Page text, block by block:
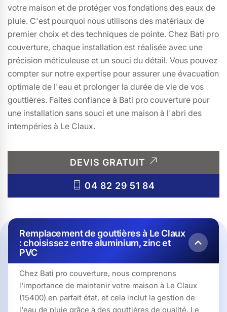
votre maison et de protéger vos fondations des eaux de
pluie. C'est pourquoi nous utilisons des matériaux de
premier choix et des techniques de pointe. Chez Bati pro
couverture, chaque installation est réalisée avec une
précision méticuleuse et un souci du détail. Vous pouvez
compter sur notre expertise pour assurer une évacuation
optimale de l'eau et prolonger la durée de vie de vos
gouttières. Faites confiance à Bati pro couverture pour
une installation sans souci et une maison à l'abri des
intempéries à Le Claux.
DEVIS GRATUIT
04 82 29 51 84
Remplacement de gouttières à Le Claux
: choisissez entre aluminium, zinc et
PVC
Chez Bati pro couverture, nous comprenons
l'importance de maintenir votre maison à Le Claux
(15400) en parfait état, et cela inclut la gestion de
l'eau de pluie grâce à des gouttières de qualité. Le